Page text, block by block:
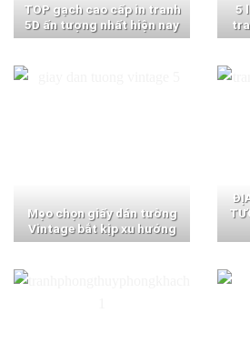
TOP gạch cao cấp in tranh
5D ấn tượng nhất hiện nay
5
Mẹo chọn giấy dán tường
Vintage bắt kịp xu hướng